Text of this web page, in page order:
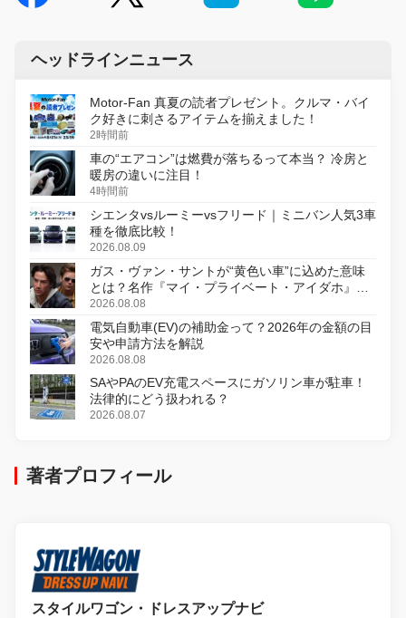
ヘッドラインニュース
Motor-Fan 真夏の読者プレゼント。クルマ・バイ
ク好きに刺さるアイテムを揃えました！
2時間前
車の“エアコン”は燃費が落ちるって本当？ 冷房と
暖房の違いに注目！
4時間前
シエンタvsルーミーvsフリード｜ミニバン人気3車
種を徹底比較！
2026.08.09
ガス・ヴァン・サントが“黄色い車”に込めた意味
とは？名作『マイ・プライベート・アイダホ』が
初のデジタルリマスター版で復活
2026.08.08
電気自動車(EV)の補助金って？2026年の金額の目
安や申請方法を解説
2026.08.08
SAやPAのEV充電スペースにガソリン車が駐車！
法律的にどう扱われる？
2026.08.07
著者プロフィール
スタイルワゴン・ドレスアップナビ